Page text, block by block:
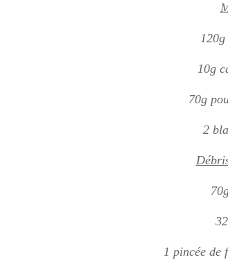
120g
10g
70g
2
1 pincée de